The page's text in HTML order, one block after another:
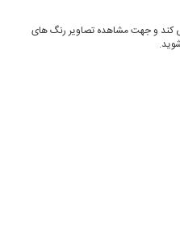
کند و جهت مشاهده تصاویر رنگ های